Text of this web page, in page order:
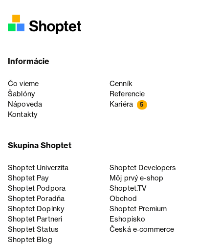
Informácie
Čo vieme
Cenník
Šablóny
Referencie
Nápoveda
Kariéra 5
Kontakty
Skupina Shoptet
Shoptet Univerzita
Shoptet Developers
Shoptet Pay
Môj prvý e-shop
Shoptet Podpora
Shoptet.TV
Shoptet Poradňa
Obchod
Shoptet Doplnky
Shoptet Premium
Shoptet Partneri
Eshopisko
Shoptet Status
Česká e‑commerce
Shoptet Blog